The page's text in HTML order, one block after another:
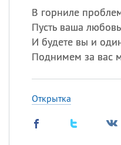
В горниле
Пусть ваша
И будете вы и
Поднимем за вас
Открытка